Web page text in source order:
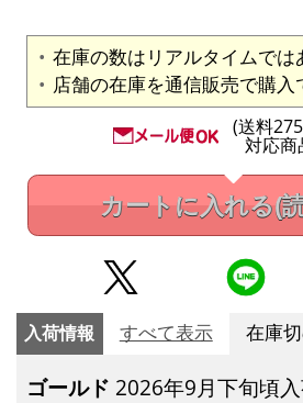
在庫の数はリアルタイムでは
店舗の在庫を通信販売で購入
(送料
対応商
カートに入れる(
入荷情報 すべて表示 在庫
ゴールド 2026年9月下旬頃